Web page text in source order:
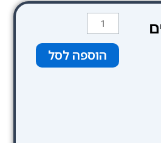
כמות
של
שדרוג
לכרטיסי
הוספה לסל